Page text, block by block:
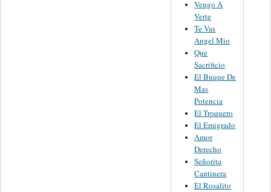
Vengo A
Verte
Te Vas
Angel Mio
Que
Sacrificio
El Buque De
Mas
Potencia
El Troquero
El Emigrado
Amor
Derecho
Señorita
Cantinera
El Rosalito